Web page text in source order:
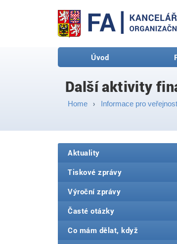
Úvod
Další aktivity
Home Informace pro veřejnost
Aktuality
Tiskové zprávy
Výroční zprávy
Časté otázky
Co mám dělat, když